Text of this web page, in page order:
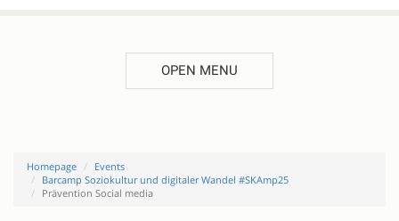
OPEN MENU
Homepage
Events
Barcamp Soziokultur und digitaler Wandel #SKAmp25
Prävention Social media